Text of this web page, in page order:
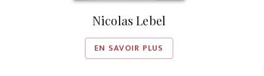
Nicolas Lebel
EN SAVOIR PLUS